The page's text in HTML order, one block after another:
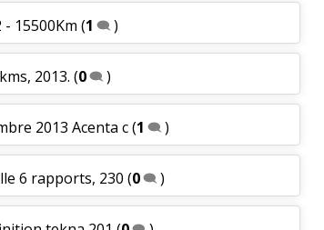
- 15500Km (1 )
2013. (0 )
2013 Acenta c(1 )
6 rapports, 230 (0 )